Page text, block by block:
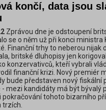
končí, data jsou
Zprávou dne je odstoupení
se o něm už při konci
Finanční trhy to neberou nijak
britské dluhopisy jen
konzervativců, kteří vybrali
finanční krizi. Nový premiér
bude představen nový fiskální
- mezi kandidáty má být bývalý
pokračování tohoto bizarního
trzích.